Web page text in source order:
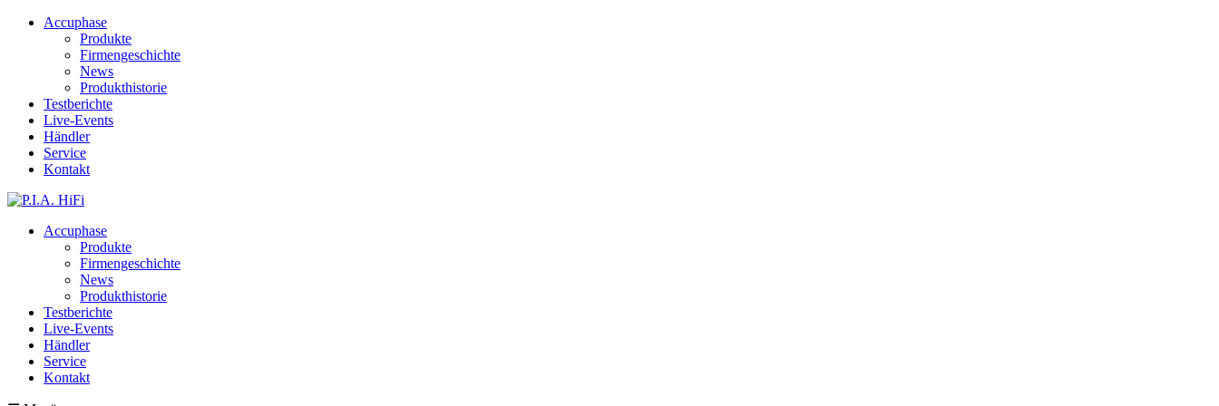
Accuphase
Produkte
Firmengeschichte
News
Produkthistorie
Testberichte
Live-Events
Händler
Service
Kontakt
Accuphase
Produkte
Firmengeschichte
News
Produkthistorie
Testberichte
Live-Events
Händler
Service
Kontakt